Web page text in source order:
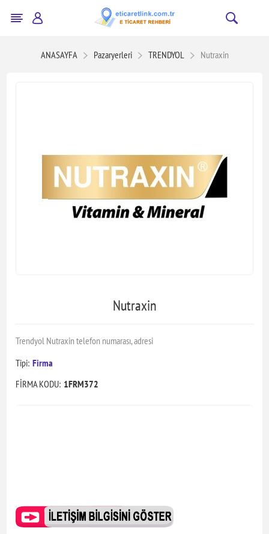
ANASAYFA Pazaryerleri TRENDYOL Nutraxin
Nutraxin
Trendyol Nutraxin telefon numarası, adresi
Tipi: Firma
FİRMA KODU: 1FRM372